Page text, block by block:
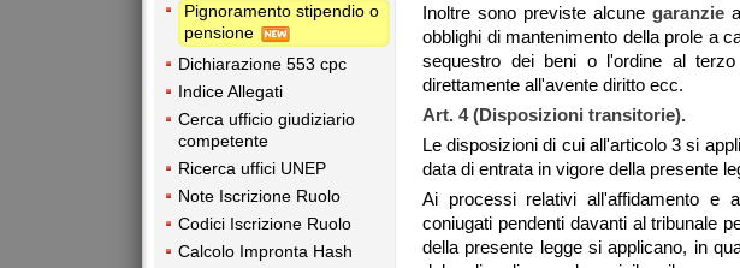
Pignoramento stipendio o
pensione
Dichiarazione 553 cpc
Indice Allegati
Cerca ufficio giudiziario
competente
Ricerca uffici UNEP
Note Iscrizione Ruolo
Codici Iscrizione Ruolo
Calcolo Impronta Hash
Inoltre sono previste alcune garanzie
obblighi di mantenimento della prole a
sequestro dei beni o l'ordine al
direttamente all'avente diritto ecc.
Art. 4(Disposizioni transitorie).
Le disposizioni di cui all'articolo 3 si
data di entrata in vigore della presente
Ai processi relativi all'affidamento e
coniugati pendenti davanti al tribunale
della presente legge si applicano, in